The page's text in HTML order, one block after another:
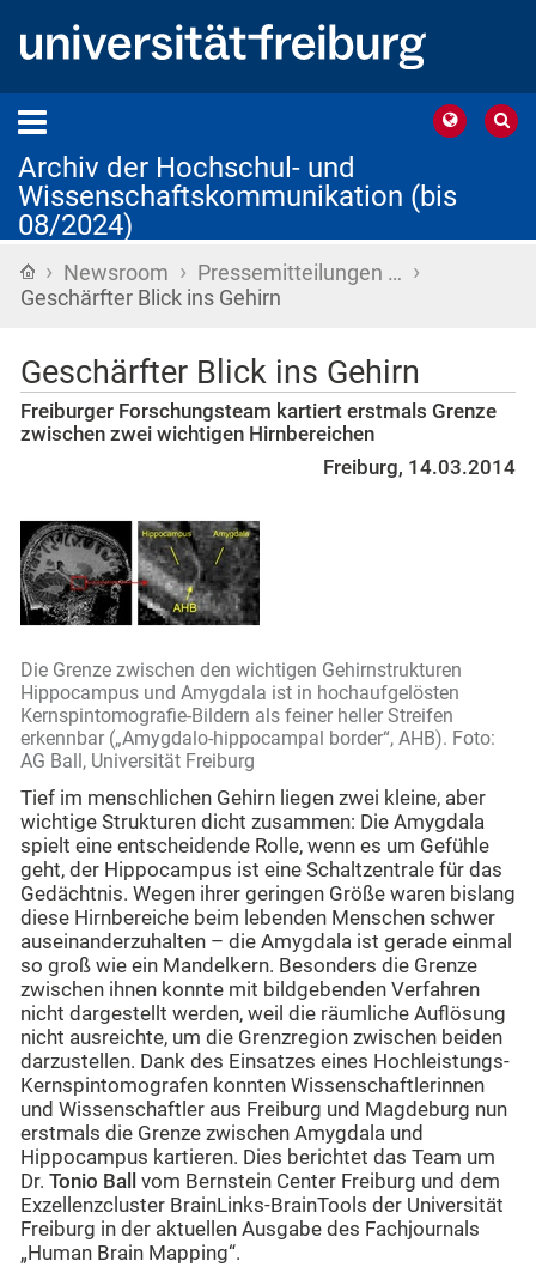
Archiv der Hochschul- und
Wissenschaftskommunikation (bis
08/2024)
Startseite
› Newsroom › Pressemitteilungen … ›
Geschärfter Blick ins Gehirn
Geschärfter Blick ins Gehirn
Freiburger Forschungsteam kartiert erstmals Grenze
zwischen zwei wichtigen Hirnbereichen
Freiburg, 14.03.2014
Die Grenze zwischen den wichtigen Gehirnstrukturen
Hippocampus und Amygdala ist in hochaufgelösten
Kernspintomografie-Bildern als feiner heller Streifen
erkennbar („Amygdalo-hippocampal border“, AHB). Foto:
AG Ball, Universität Freiburg
Tief im menschlichen Gehirn liegen zwei kleine, aber
wichtige Strukturen dicht zusammen: Die Amygdala
spielt eine entscheidende Rolle, wenn es um Gefühle
geht, der Hippocampus ist eine Schaltzentrale für das
Gedächtnis. Wegen ihrer geringen Größe waren bislang
diese Hirnbereiche beim lebenden Menschen schwer
auseinanderzuhalten – die Amygdala ist gerade einmal
so groß wie ein Mandelkern. Besonders die Grenze
zwischen ihnen konnte mit bildgebenden Verfahren
nicht dargestellt werden, weil die räumliche Auflösung
nicht ausreichte, um die Grenzregion zwischen beiden
darzustellen. Dank des Einsatzes eines Hochleistungs-
Kernspintomografen konnten Wissenschaftlerinnen
und Wissenschaftler aus Freiburg und Magdeburg nun
erstmals die Grenze zwischen Amygdala und
Hippocampus kartieren. Dies berichtet das Team um
Dr. Tonio Ball
vom Bernstein Center Freiburg und dem
Exzellenzcluster BrainLinks-BrainTools der Universität
Freiburg in der aktuellen Ausgabe des Fachjournals
„Human Brain Mapping“.